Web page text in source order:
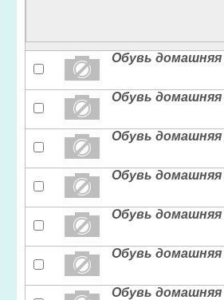
Обувь домашняя
Обувь домашняя
Обувь домашняя
Обувь домашняя
Обувь домашняя
Обувь домашняя
Обувь домашняя